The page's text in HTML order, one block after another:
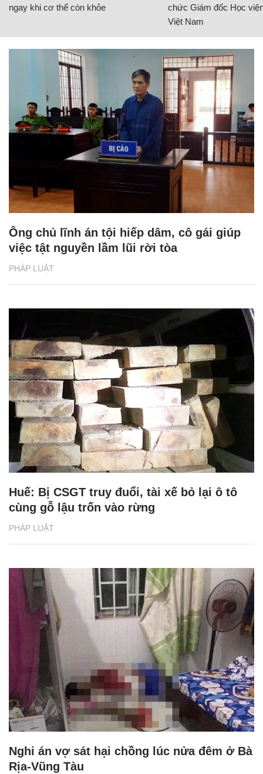
ngay khi cơ thể còn khỏe
chức Giám đốc Học
Việt Nam
PHÁP LUẬT
Ông chủ lĩnh án tội hiếp dâm, cô gái giúp
việc tật nguyền lầm lũi rời tòa
PHÁP LUẬT
Huế: Bị CSGT truy đuổi, tài xế bỏ lại ô tô
cùng gỗ lậu trốn vào rừng
Nghi án vợ sát hại chồng lúc nửa đêm ở Bà
Rịa-Vũng Tàu